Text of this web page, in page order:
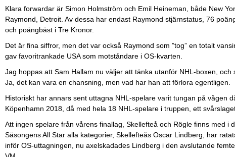
Klara forwardar är Simon Holmström och Emil Heineman, både New
Raymond, Detroit. Av dessa har endast Raymond stjärnstatus, 76
och poängbäst i Tre Kronor.
Det är fina siffror, men det var också Raymond som ”tog” en totalt
gav favoritrankade USA som motståndare i OS-kvarten.
Jag hoppas att Sam Hallam nu väljer att tänka utanför NHL-boxen,
Ja, det kan vara en chansning, men vad har han att förlora egentligen.
Historiskt har annars sent uttagna NHL-spelare varit tungan på vågen
Köpenhamn 2018, då med hela 18 NHL-spelare i truppen, ett
Att ingen spelare från vårens finallag, Skellefteå och Rögle finns med i
Säsongens All Star alla kategorier, Skellefteås Oscar Lindberg, har
inför OS-uttagningen, nu axelskadades Lindberg i den avslutande